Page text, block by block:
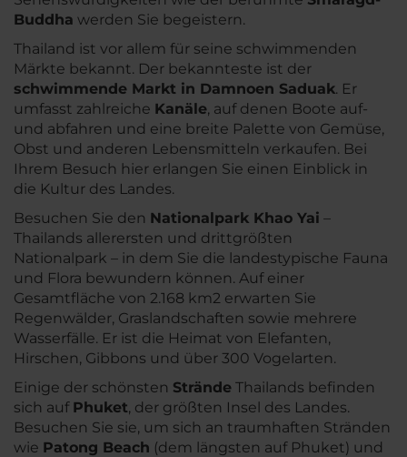
Buddha werden Sie begeistern.
Thailand ist vor allem für seine schwimmenden
Märkte bekannt. Der bekannteste ist der
schwimmende Markt in Damnoen Saduak. Er
umfasst zahlreiche Kanäle, auf denen Boote auf-
und abfahren und eine breite Palette von Gemüse,
Obst und anderen Lebensmitteln verkaufen. Bei
Ihrem Besuch hier erlangen Sie einen Einblick in
die Kultur des Landes.
Besuchen Sie den Nationalpark Khao Yai –
Thailands allerersten und drittgrößten
Nationalpark – in dem Sie die landestypische Fauna
und Flora bewundern können. Auf einer
Gesamtfläche von 2.168 km2 erwarten Sie
Regenwälder, Graslandschaften sowie mehrere
Wasserfälle. Er ist die Heimat von Elefanten,
Hirschen, Gibbons und über 300 Vogelarten.
Einige der schönsten Strände Thailands befinden
sich auf Phuket, der größten Insel des Landes.
Besuchen Sie sie, um sich an traumhaften Stränden
wie Patong Beach (dem längsten auf Phuket) und